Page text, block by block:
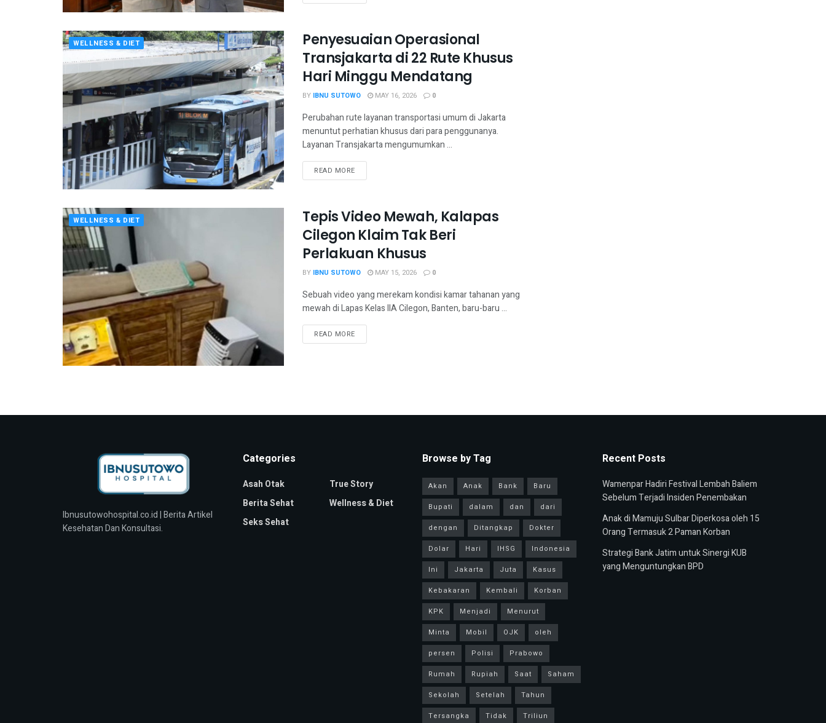
WELLNESS & DIET
Penyesuaian Operasional
Transjakarta di 22 Rute Khusus
Hari Minggu Mendatang
BY IBNU SUTOWO MAY 16, 2026 0
Perubahan rute layanan transportasi umum di Jakarta
menuntut perhatian khusus dari para penggunanya.
Layanan Transjakarta mengumumkan ...
READ MORE
WELLNESS & DIET
Tepis Video Mewah, Kalapas
Cilegon Klaim Tak Beri
Perlakuan Khusus
BY IBNU SUTOWO MAY 15, 2026 0
Sebuah video yang merekam kondisi kamar tahanan yang
mewah di Lapas Kelas IIA Cilegon, Banten, baru-baru ...
READ MORE
Ibnusutowohospital.co.id | Berita Artikel
Kesehatan Dan Konsultasi.
Categories
Asah Otak
Berita Sehat
Seks Sehat
True Story
Wellness & Diet
Browse by Tag
Akan Anak Bank
Baru
Bupati
dalam dan
dari
dengan
Ditangkap
Dokter
Dolar
Hari IHSG
Indonesia
Ini
Jakarta Juta
Kasus
Kebakaran
Kembali
Korban
KPK
Menjadi
Menurut
Minta
Mobil OJK
oleh
persen
Polisi
Prabowo
Rumah
Rupiah Saat
Saham
Sekolah
Setelah
Tahun
Tersangka
Tidak Triliun
Recent Posts
Wamenpar Hadiri Festival Lembah Baliem
Sebelum Terjadi Insiden Penembakan
Anak di Mamuju Sulbar Diperkosa oleh 15
Orang Termasuk 2 Paman Korban
Strategi Bank Jatim untuk Sinergi KUB
yang Menguntungkan BPD